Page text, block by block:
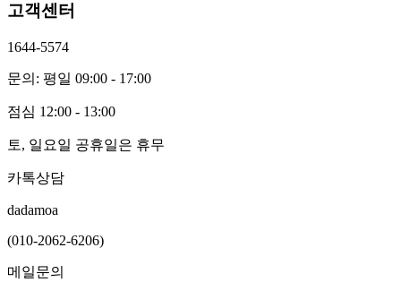
고객센터
1644-5574
문의: 평일 09:00 - 17:00
점심 12:00 - 13:00
토, 일요일 공휴일은 휴무
카톡상담
dadamoa
(010-2062-6206)
메일문의